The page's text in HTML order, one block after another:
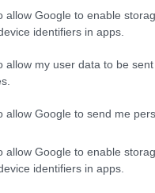
allow Google to enable
identifiers in apps.
allow my user data to be
allow Google to send me
allow Google to enable
identifiers in apps.
soltanto
perfino il
dei diritti che
il rispetto dei
ultime non hanno
salute, alla casa,
antiliberale. Come